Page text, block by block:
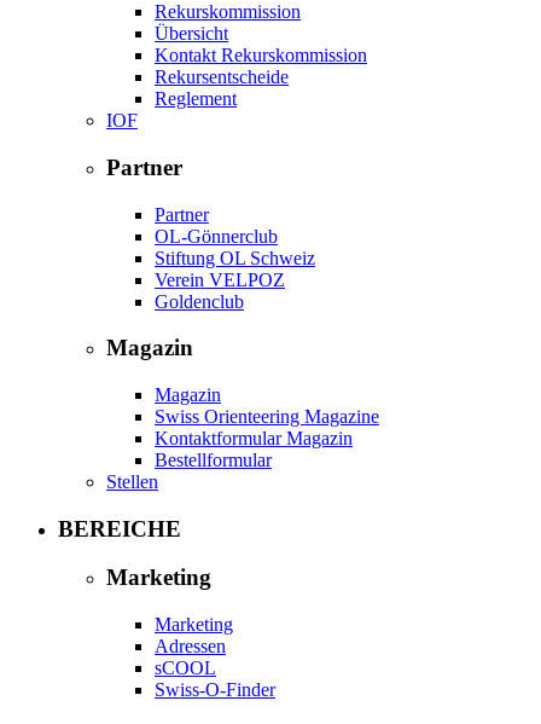
Rekurskommission
Übersicht
Kontakt Rekurskommission
Rekursentscheide
Reglement
IOF
Partner
Partner
OL-Gönnerclub
Stiftung OL Schweiz
Verein VELPOZ
Goldenclub
Magazin
Magazin
Swiss Orienteering Magazine
Kontaktformular Magazin
Bestellformular
Stellen
BEREICHE
Marketing
Marketing
Adressen
sCOOL
Swiss-O-Finder